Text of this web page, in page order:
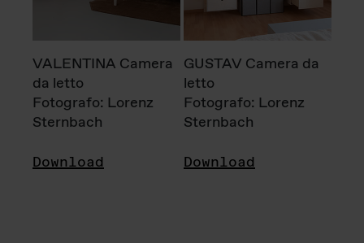
VALENTINA Camera
da letto
Fotografo: Lorenz
Sternbach
Download
GUSTAV Camera da
letto
Fotografo: Lorenz
Sternbach
Download